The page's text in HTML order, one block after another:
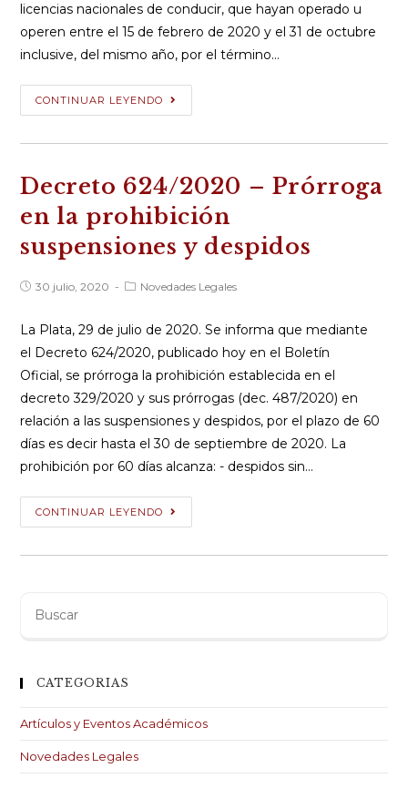
licencias nacionales de conducir, que hayan operado u
operen entre el 15 de febrero de 2020 y el 31 de octubre
inclusive, del mismo año, por el término…
CONTINUAR LEYENDO
33/2020
–
prórroga
vencimiento
licencias
nacionales
Decreto 624/2020 – Prórroga
en la prohibición
suspensiones y despidos
Publicación
entrada:
30 julio, 2020
Categoría
entrada:
Novedades Legales
La Plata, 29 de julio de 2020. Se informa que mediante
el Decreto 624/2020, publicado hoy en el Boletín
Oficial, se prórroga la prohibición establecida en el
decreto 329/2020 y sus prórrogas (dec. 487/2020) en
relación a las suspensiones y despidos, por el plazo de 60
días es decir hasta el 30 de septiembre de 2020. La
prohibición por 60 días alcanza: - despidos sin…
CONTINUAR LEYENDO
624/2020
–
CATEGORIAS
Artículos y Eventos Académicos
Novedades Legales